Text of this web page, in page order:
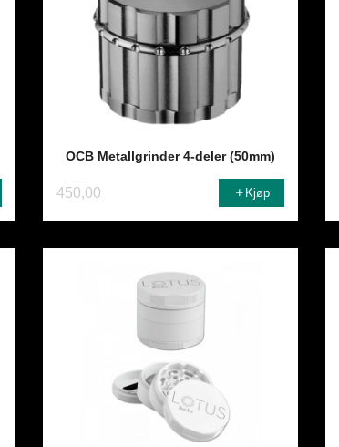
OCB Metallgrinder 4-deler (50mm)
450,00 Kjøp